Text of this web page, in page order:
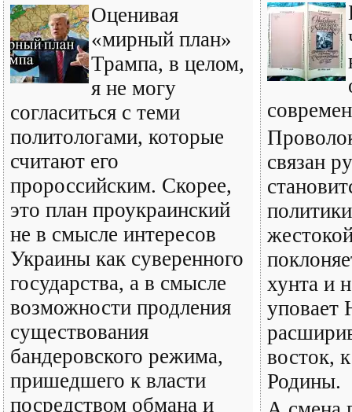
Оценивая
«мирный план»
Трампа, в целом,
я не могу
согласиться с теми
политологами, которые
считают его
пророссийским. Скорее,
это план проукраинский
не в смысле интересов
Украины как суверенного
государства, а в смысле
возможности продления
существования
бандеровского режима,
пришедшего к власти
посредством обмана и
связан
хунта и
восток,
Родины.